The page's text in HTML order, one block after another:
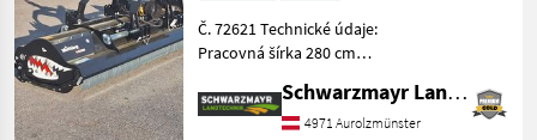
Č. 72621 Technické údaje:
Pracovná šírka 280 cm
výkon traktora pri 1000
ot./min 130 PS Hmotnosť:
Schwarzmayr Landtechnik GmbH - Aurolzmünster
4971 Aurolzmünster